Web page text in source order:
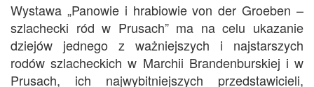
Wystawa „Panowie i hrabiowie von der Groeben –
szlachecki ród w Prusach” ma na celu ukazanie
dziejów jednego z ważniejszych i najstarszych
rodów szlacheckich w Marchii Brandenburskiej i w
Prusach, ich najwybitniejszych przedstawicieli,